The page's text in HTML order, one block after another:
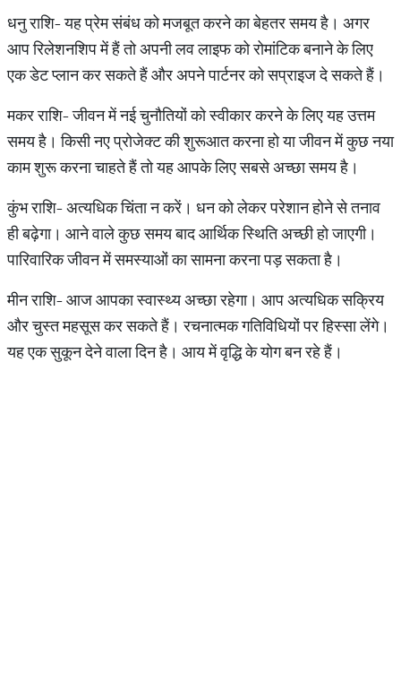
धनु राशि- यह प्रेम संबंध को मजबूत करने का बेहतर समय है। अगर
आप रिलेशनशिप में हैं तो अपनी लव लाइफ को रोमांटिक बनाने के लिए
एक डेट प्लान कर सकते हैं और अपने पार्टनर को सप्राइज दे सकते हैं।
मकर राशि- जीवन में नई चुनौतियों को स्वीकार करने के लिए यह उत्तम
समय है। किसी नए प्रोजेक्ट की शुरूआत करना हो या जीवन में कुछ नया
काम शुरू करना चाहते हैं तो यह आपके लिए सबसे अच्छा समय है।
कुंभ राशि- अत्यधिक चिंता न करें। धन को लेकर परेशान होने से तनाव
ही बढ़ेगा। आने वाले कुछ समय बाद आर्थिक स्थिति अच्छी हो जाएगी।
पारिवारिक जीवन में समस्याओं का सामना करना पड़ सकता है।
मीन राशि- आज आपका स्वास्थ्य अच्छा रहेगा। आप अत्यधिक सक्रिय
और चुस्त महसूस कर सकते हैं। रचनात्मक गतिविधियों पर हिस्सा लेंगे।
यह एक सुकून देने वाला दिन है। आय में वृद्धि के योग बन रहे हैं।